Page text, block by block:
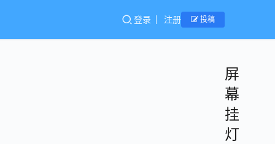
登录 注册 投稿
屏
幕
挂
灯